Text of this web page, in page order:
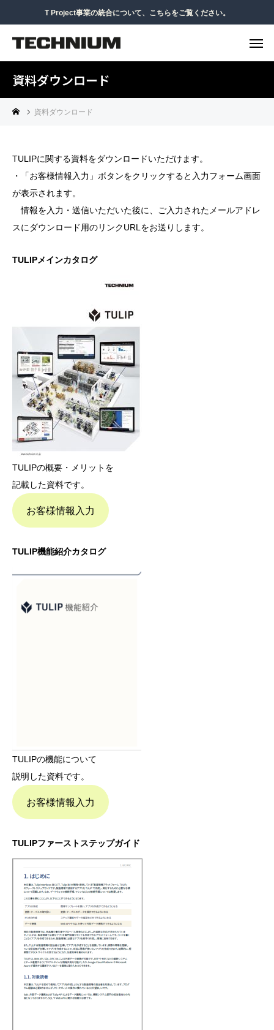
T Project事業の統合について、こちらをご覧ください。
資料ダウンロード
資料ダウンロード
TULIPに関する資料をダウンロードいただけます。
・「お客様情報入力」ボタンをクリックすると入力フォーム画面
が表示されます。
情報を入力・送信いただいた後に、ご入力されたメールアドレ
スにダウンロード用のリンクURLをお送りします。
TULIPメインカタログ
TULIPの概要・メリットを
記載した資料です。
お客様情報入力
TULIP機能紹介カタログ
TULIPの機能について
説明した資料です。
お客様情報入力
TULIPファーストステップガイド